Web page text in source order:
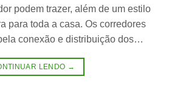
podem trazer, além de um estilo
para toda a casa. Os corredores
conexão e distribuição dos…
LENDO →